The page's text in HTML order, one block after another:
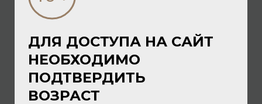
DC De-Alcoholised Shiraz 0,75л
Вино безалкогольное
ДЛЯ ДОСТУПА НА САЙТ
НЕОБХОДИМО
ПОДТВЕРДИТЬ
ВОЗРАСТ